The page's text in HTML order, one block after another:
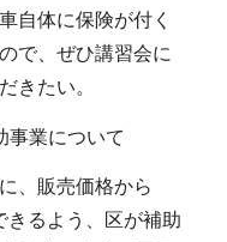
自体に保険が付く
で、ぜひ講習会に
きたい。
事業について
、販売価格から
きるよう、区が補助